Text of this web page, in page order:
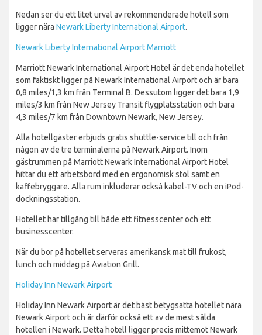
Nedan ser du ett litet urval av rekommenderade hotell som
ligger nära Newark Liberty International Airport.
Newark Liberty International Airport Marriott
Marriott Newark International Airport Hotel är det enda hotellet
som faktiskt ligger på Newark International Airport och är bara
0,8 miles/1,3 km från Terminal B. Dessutom ligger det bara 1,9
miles/3 km från New Jersey Transit flygplatsstation och bara
4,3 miles/7 km från Downtown Newark, New Jersey.
Alla hotellgäster erbjuds gratis shuttle-service till och från
någon av de tre terminalerna på Newark Airport. Inom
gästrummen på Marriott Newark International Airport Hotel
hittar du ett arbetsbord med en ergonomisk stol samt en
kaffebryggare. Alla rum inkluderar också kabel-TV och en iPod-
dockningsstation.
Hotellet har tillgång till både ett fitnesscenter och ett
businesscenter.
När du bor på hotellet serveras amerikansk mat till frukost,
lunch och middag på Aviation Grill.
Holiday Inn Newark Airport
Holiday Inn Newark Airport är det bäst betygsatta hotellet nära
Newark Airport och är därför också ett av de mest sålda
hotellen i Newark. Detta hotell ligger precis mittemot Newark